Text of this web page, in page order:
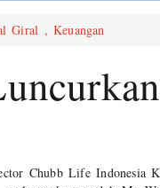
Giral , Keuangan
Chubb Life Indonesia